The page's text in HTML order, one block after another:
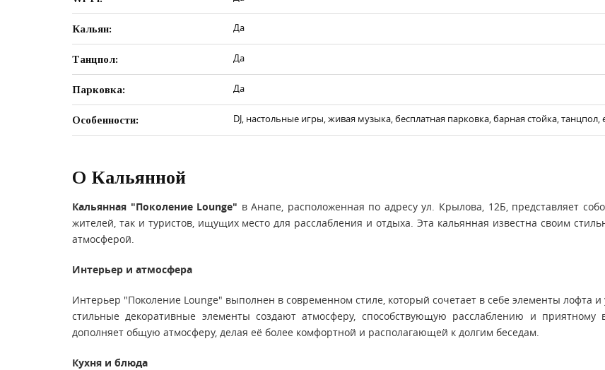
Кальян: Да
Танцпол: Да
Парковка: Да
Особенности: DJ, настольные игры, живая музыка, бесплатная парковка, барная стойка, танцпол,
О Кальянной
Кальянная "Поколение Lounge" в Анапе, расположенная по адресу ул. Крылова, 12Б, представляет
жителей, так и туристов, ищущих место для расслабления и отдыха. Эта кальянная известна своим
атмосферой.
Интерьер и атмосфера
Интерьер "Поколение Lounge" выполнен в современном стиле, который сочетает в себе элементы лофта
стильные декоративные элементы создают атмосферу, способствующую расслаблению и
дополняет общую атмосферу, делая её более комфортной и располагающей к долгим беседам.
Кухня и блюда